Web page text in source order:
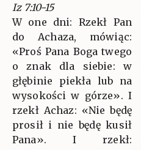
Iz 7:10-15
W one dni: Rzekł Pan
do Achaza, mówiąc:
«Proś Pana Boga twego
o znak dla siebie: w
głębinie piekła lub na
wysokości w górze». I
rzekł Achaz: «Nie będę
prosił i nie będę kusił
Pana». I rzekł: